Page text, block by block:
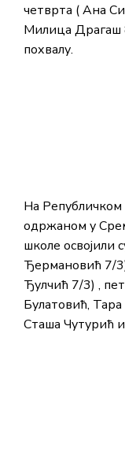
четврта ( Ана
Милица Драгаш
похвалу.
На
одржаном у
школе освојили
Ђермановић 7/
Ђулчић 7/3) ,
Булатовић,
Сташа Чутурић